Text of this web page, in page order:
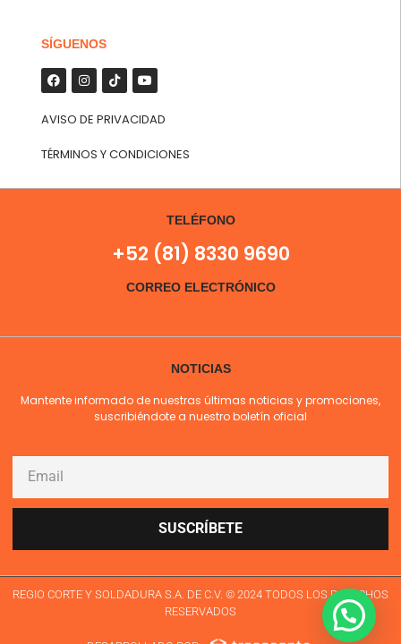
SÍGUENOS
AVISO DE PRIVACIDAD
TÉRMINOS Y CONDICIONES
TELÉFONO
+52 (81) 8330 9690
CORREO ELECTRÓNICO
NOTICIAS
Mantente informado de nuestras últimas noticias y promociones,
suscribiéndote a nuestro boletín oficial
SUSCRÍBETE
REGIO CORTE Y SOLDADURA S.A. DE C.V. © 2024 TODOS LOS DERECHOS
RESERVADOS